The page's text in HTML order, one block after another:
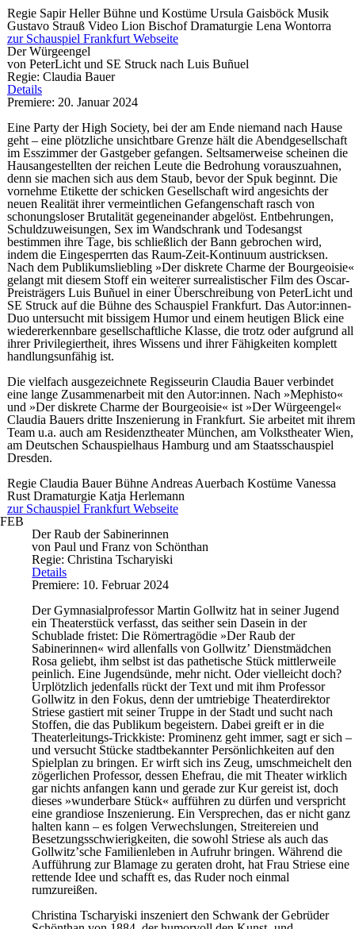
Regie Sapir HellerBühne und KostümeUrsula GaisböckMusik
Gustavo Strauß VideoLion BischofDramaturgieLena Wontorra
zur Schauspiel Frankfurt Webseite
Der Würgeengel
von PeterLicht und SE Struck nach Luis Buñuel
Regie: Claudia Bauer
Details
Premiere: 20. Januar 2024
Eine Party der High Society, bei der am Ende niemand nach Hause
geht – eine plötzliche unsichtbare Grenze hält die Abendgesellschaft
im Esszimmer der Gastgeber gefangen. Seltsamerweise scheinen die
Hausangestellten der reichen Leute die Bedrohung vorauszuahnen,
denn sie machen sich aus dem Staub, bevor der Spuk beginnt. Die
vornehme Etikette der schicken Gesellschaft wird angesichts der
neuen Realität ihrer vermeintlichen Gefangenschaft rasch von
schonungsloser Brutalität gegeneinander abgelöst. Entbehrungen,
Schuldzuweisungen, Sex im Wandschrank und Todesangst
bestimmen ihre Tage, bis schließlich der Bann gebrochen wird,
indem die Eingesperrten das Raum-Zeit-Kontinuum austricksen.
Nach dem Publikumsliebling »Der diskrete Charme der Bourgeoisie«
gelangt mit diesem Stoff ein weiterer surrealistischer Film des Oscar-
Preisträgers Luis Buñuel in einer Überschreibung von PeterLicht und
SE Struck auf die Bühne des Schauspiel Frankfurt. Das Autor:innen-
Duo untersucht mit bissigem Humor und einem heutigen Blick eine
wiedererkennbare gesellschaftliche Klasse, die trotz oder aufgrund all
ihrer Privilegiertheit, ihres Wissens und ihrer Fähigkeiten komplett
handlungsunfähig ist.
Die vielfach ausgezeichnete Regisseurin Claudia Bauer verbindet
eine lange Zusammenarbeit mit den Autor:innen. Nach »Mephisto«
und »Der diskrete Charme der Bourgeoisie« ist »Der Würgeengel«
Claudia Bauers dritte Inszenierung in Frankfurt. Sie arbeitet mit ihrem
Team u.a. auch am Residenztheater München, am Volkstheater Wien,
am Deutschen Schauspielhaus Hamburg und am Staatsschauspiel
Dresden.
RegieClaudia BauerBühneAndreas Auerbach KostümeVanessa
Rust Dramaturgie Katja Herlemann
zur Schauspiel Frankfurt Webseite
FEB
Der Raub der Sabinerinnen
von Paul und Franz von Schönthan
Regie: Christina Tscharyiski
Details
Premiere: 10. Februar 2024
Der Gymnasialprofessor Martin Gollwitz hat in seiner Jugend
ein Theaterstück verfasst, das seither sein Dasein in der
Schublade fristet: Die Römertragödie »Der Raub der
Sabinerinnen« wird allenfalls von Gollwitzʼ Dienstmädchen
Rosa geliebt, ihm selbst ist das pathetische Stück mittlerweile
peinlich. Eine Jugendsünde, mehr nicht. Oder vielleicht doch?
Urplötzlich jedenfalls rückt der Text und mit ihm Professor
Gollwitz in den Fokus, denn der umtriebige Theaterdirektor
Striese gastiert mit seiner Truppe in der Stadt und sucht nach
Stoffen, die das Publikum begeistern. Dabei greift er in die
Theaterleitungs-Trickkiste: Prominenz geht immer, sagt er sich –
und versucht Stücke stadtbekannter Persönlichkeiten auf den
Spielplan zu bringen. Er wirft sich ins Zeug, umschmeichelt den
zögerlichen Professor, dessen Ehefrau, die mit Theater wirklich
gar nichts anfangen kann und gerade zur Kur gereist ist, doch
dieses »wunderbare Stück« aufführen zu dürfen und verspricht
eine grandiose Inszenierung. Ein Versprechen, das er nicht ganz
halten kann – es folgen Verwechslungen, Streitereien und
Besetzungsschwierigkeiten, die sowohl Striese als auch das
Gollwitzʼsche Familienleben in Aufruhr bringen. Während die
Aufführung zur Blamage zu geraten droht, hat Frau Striese eine
rettende Idee und schafft es, das Ruder noch einmal
rumzureißen.
Christina Tscharyiski inszeniert den Schwank der Gebrüder